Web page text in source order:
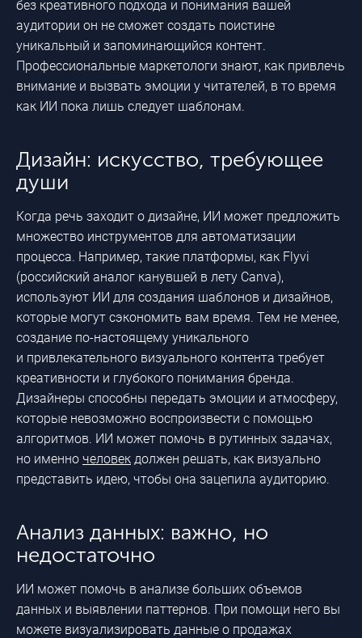
без креативного подхода и понимания вашей
аудитории он не сможет создать поистине
уникальный и запоминающийся контент.
Профессиональные маркетологи знают, как привлечь
внимание и вызвать эмоции у читателей, в то время
как ИИ пока лишь следует шаблонам.
Дизайн: искусство, требующее
души
Когда речь заходит о дизайне, ИИ может предложить
множество инструментов для автоматизации
процесса. Например, такие платформы, как Flyvi
(российский аналог канувшей в лету Canva),
используют ИИ для создания шаблонов и дизайнов,
которые могут сэкономить вам время. Тем не менее,
создание по-настоящему уникального
и привлекательного визуального контента требует
креативности и глубокого понимания бренда.
Дизайнеры способны передать эмоции и атмосферу,
которые невозможно воспроизвести с помощью
алгоритмов. ИИ может помочь в рутинных задачах,
но именно человек должен решать, как визуально
представить идею, чтобы она зацепила аудиторию.
Анализ данных: важно, но
недостаточно
ИИ может помочь в анализе больших объемов
данных и выявлении паттернов. При помощи него вы
можете визуализировать данные о продажах